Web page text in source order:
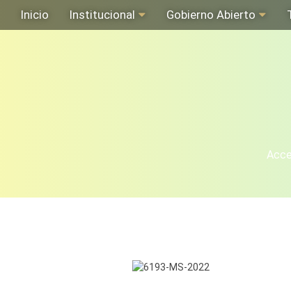
Inicio Institucional Gobierno Abierto